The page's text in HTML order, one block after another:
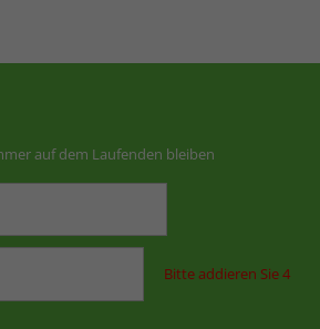
auf dem Laufenden bleiben
Bitte addieren Sie 4